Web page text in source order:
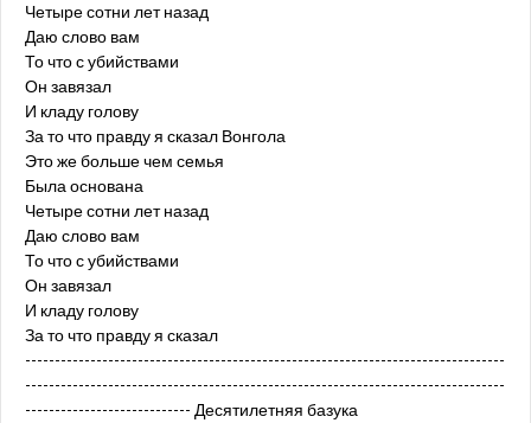
Четыре сотни лет назад
Даю слово вам
То что с убийствами
Он завязал
И кладу голову
За то что правду я сказал Вонгола
Это же больше чем семья
Была основана
Четыре сотни лет назад
Даю слово вам
То что с убийствами
Он завязал
И кладу голову
За то что правду я сказал
---------------------------------------------------------------------------------
---------------------------------------------------------------------------------
---------------------------- Десятилетняя базука